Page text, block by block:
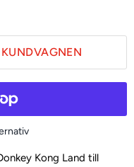
Kong Land till